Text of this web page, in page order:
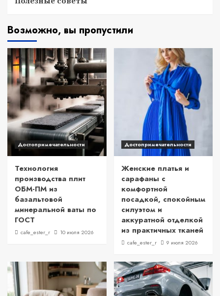
Возможно, вы пропустили
Достопримечательности
Технология
производства плит
ОБМ-ПМ из
базальтовой
минеральной ваты по
ГОСТ
cafe_ester_r 10 июля 2026
Достопримечательности
Женские платья и
сарафаны с
комфортной
посадкой, спокойным
силуэтом и
аккуратной отделкой
из практичных тканей
cafe_ester_r 9 июля 2026